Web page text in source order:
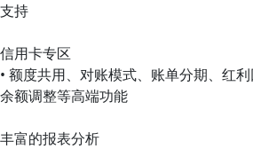
支持
信用卡专区
• 额度共用、对账模式、账单分期、红利
余额调整等高端功能
丰富的报表分析